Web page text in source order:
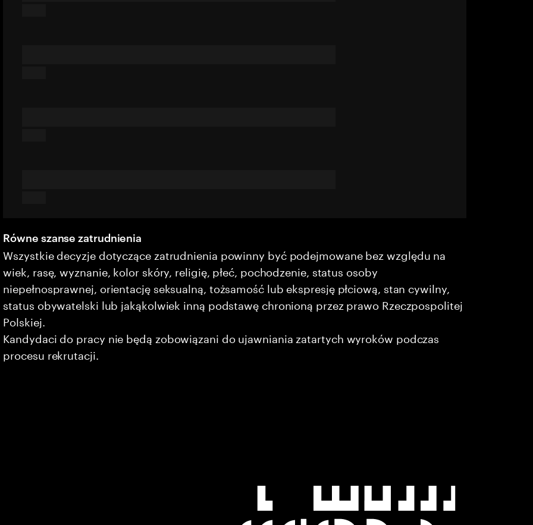
Równe szanse zatrudnienia
Wszystkie decyzje dotyczące zatrudnienia powinny być podejmowane bez względu na
wiek, rasę, wyznanie, kolor skóry, religię, płeć, pochodzenie, status osoby
niepełnosprawnej, orientację seksualną, tożsamość lub ekspresję płciową, stan cywilny,
status obywatelski lub jakąkolwiek inną podstawę chronioną przez prawo Rzeczpospolitej
Polskiej.
Kandydaci do pracy nie będą zobowiązani do ujawniania zatartych wyroków podczas
procesu rekrutacji.